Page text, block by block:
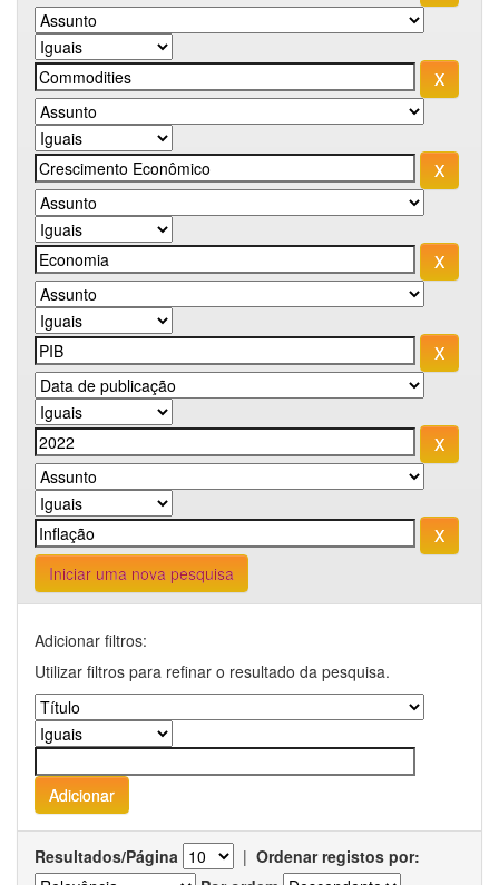
Iniciar uma nova pesquisa
Adicionar filtros:
Utilizar filtros para refinar o resultado da pesquisa.
Resultados/Página | Ordenar registos por: